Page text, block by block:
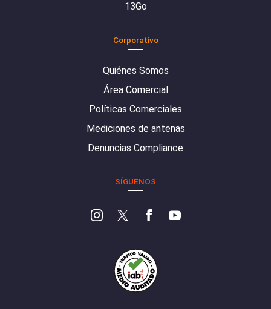
13Go
Corporativo
Quiénes Somos
Área Comercial
Políticas Comerciales
Mediciones de antenas
Denuncias Compliance
SÍGUENOS